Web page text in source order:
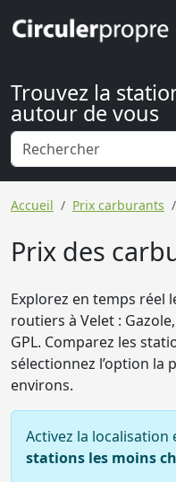
Trouvez la
autour de vous
Accueil Prix carburants
Prix des
Explorez en temps réel
routiers à Velet : Gazole,
GPL. Comparez les
sélectionnez l’option la
environs.
Activez la
stations les moins